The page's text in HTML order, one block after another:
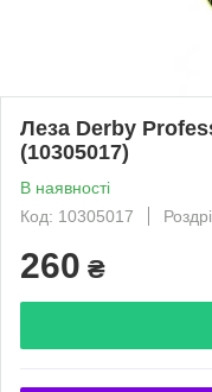
Леза Derby
(10305017)
В наявності
Код: 10305017
260 ₴